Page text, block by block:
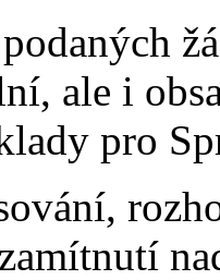
ale i
pro